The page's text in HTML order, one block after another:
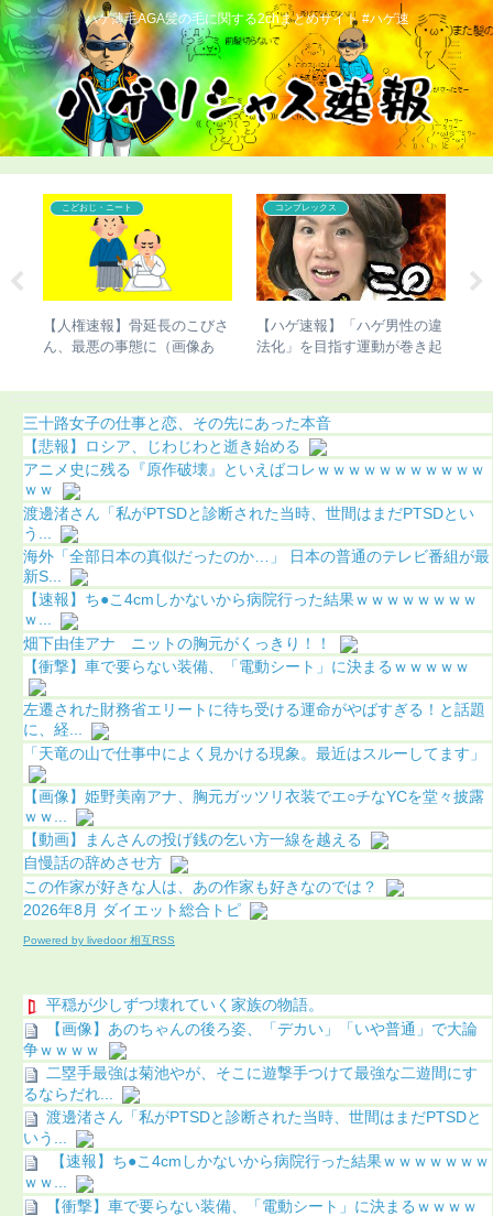
ハゲ薄毛AGA髪の毛に関する2chまとめサイト #ハゲ速
どおじ・ニート
権速報】骨延長のこびさ
最悪の事態に（画像あ
コンプレックス
【ハゲ速報】「ハゲ男性の違
法化」を目指す運動が巻き起
こどおじ・ニー
【ハゲ速報
家、ナチュ
三十路女子の仕事と恋、その先にあった本音
【悲報】ロシア、じわじわと逝き始める
アニメ史に残る『原作破壊』といえばコレｗｗｗｗｗｗｗｗｗｗｗ
ｗｗ
渡邊渚さん「私がPTSDと診断された当時、世間はまだPTSDとい
う...
海外「全部日本の真似だったのか…」 日本の普通のテレビ番組が最
新S...
【速報】ち●こ4cmしかないから病院行った結果ｗｗｗｗｗｗｗｗ
ｗ...
畑下由佳アナ ニットの胸元がくっきり！！
【衝撃】車で要らない装備、「電動シート」に決まるｗｗｗｗｗ
左遷された財務省エリートに待ち受ける運命がやばすぎる！と話題
に、経...
「天竜の山で仕事中によく見かける現象。最近はスルーしてます」
【画像】姫野美南アナ、胸元ガッツリ衣装でエ○チなYCを堂々披露
ｗｗ...
【動画】まんさんの投げ銭の乞い方一線を越える
自慢話の辞めさせ方
この作家が好きな人は、あの作家も好きなのでは？
2026年8月 ダイエット総合トピ
Powered by livedoor 相互RSS
平穏が少しずつ壊れていく家族の物語。
【画像】あのちゃんの後ろ姿、「デカい」「いや普通」で大論
争ｗｗｗｗ
二塁手最強は菊池やが、そこに遊撃手つけて最強な二遊間にす
るならだれ...
渡邊渚さん「私がPTSDと診断された当時、世間はまだPTSDと
いう...
【速報】ち●こ4cmしかないから病院行った結果ｗｗｗｗｗｗｗ
ｗｗ...
【衝撃】車で要らない装備、「電動シート」に決まるｗｗｗｗ